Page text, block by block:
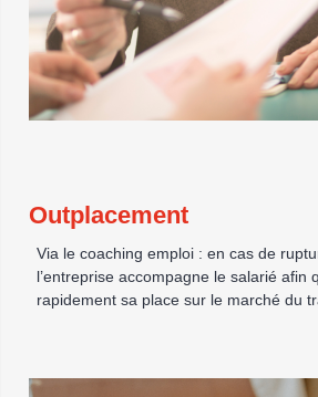
Outplacement
Via le coaching emploi : en cas de
l’entreprise accompagne le salarié afin
rapidement sa place sur le marché du